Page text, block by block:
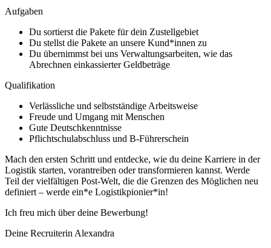
Aufgaben
Du sortierst die Pakete für dein Zustellgebiet
Du stellst die Pakete an unsere Kund*innen zu
Du übernimmst bei uns Verwaltungsarbeiten, wie das
Abrechnen einkassierter Geldbeträge
Qualifikation
Verlässliche und selbstständige Arbeitsweise
Freude und Umgang mit Menschen
Gute Deutschkenntnisse
Pflichtschulabschluss und B-Führerschein
Mach den ersten Schritt und entdecke, wie du deine Karriere in der
Logistik starten, vorantreiben oder transformieren kannst. Werde
Teil der vielfältigen Post-Welt, die die Grenzen des Möglichen neu
definiert – werde ein*e Logistikpionier*in!
Ich freu mich über deine Bewerbung!
Deine Recruiterin Alexandra